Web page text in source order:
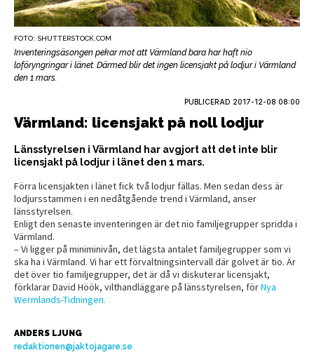
FOTO: SHUTTERSTOCK.COM
Inventeringsäsongen pekar mot att Värmland bara har haft nio
loföryngringar i länet. Därmed blir det ingen licensjakt på lodjur i Värmland
den 1 mars.
PUBLICERAD 2017-12-08 08:00
Värmland: licensjakt på noll lodjur
Länsstyrelsen i Värmland har avgjort att det inte blir
licensjakt på lodjur i länet den 1 mars.
Förra licensjakten i länet fick två lodjur fällas. Men sedan dess är
lodjursstammen i en nedåtgående trend i Värmland, anser
länsstyrelsen.
Enligt den senaste inventeringen är det nio familjegrupper spridda i
Värmland.
– Vi ligger på miniminivån, det lägsta antalet familjegrupper som vi
ska ha i Värmland. Vi har ett förvaltningsintervall där golvet är tio. Är
det över tio familjegrupper, det är då vi diskuterar licensjakt,
förklarar David Höök, vilthandläggare på länsstyrelsen, förNya
Wermlands-Tidningen.
ANDERS LJUNG
redaktionen@jaktojagare.se